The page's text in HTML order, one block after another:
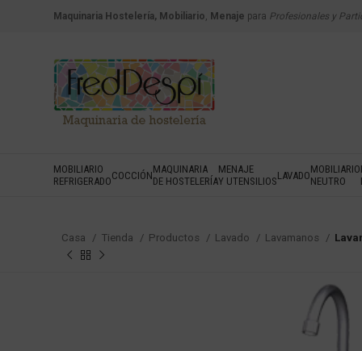
Maquinaria Hostelería, Mobiliario, Menaje para Profesionales y
MOBILIARIO
REFRIGERADOCOCCIÓNMAQUINARIA
DE HOSTELERÍA
MENAJE
Y UTENSILIOSLAVADOMOBILIARIO
NEUTRO
Casa Tienda Productos Lavado Lavamanos